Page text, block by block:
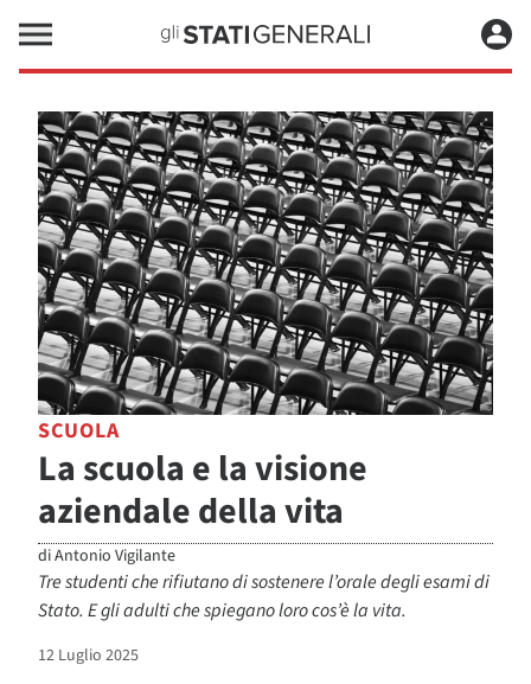
SCUOLA
La scuola e la visione
aziendale della vita
diAntonio Vigilante
Tre studenti che rifiutano di sostenere l’orale degli esami di
Stato. E gli adulti che spiegano loro cos’è la vita.
12 Luglio 2025